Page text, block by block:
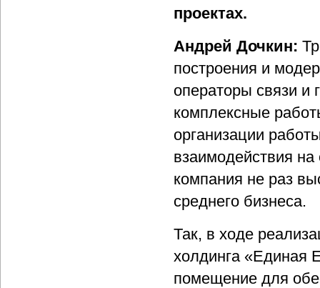
проектах.
Андрей Дочкин:
построения и
операторы связи
комплексные
организации
взаимодействия
компания не раз
среднего бизнеса.
Так, в ходе
холдинга «Единая
помещение для